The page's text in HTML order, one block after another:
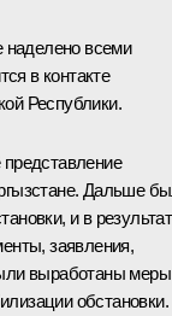
наделено всеми
в контакте
Республики.
Дальше
и в
заявления,
выработаны
обстановки.